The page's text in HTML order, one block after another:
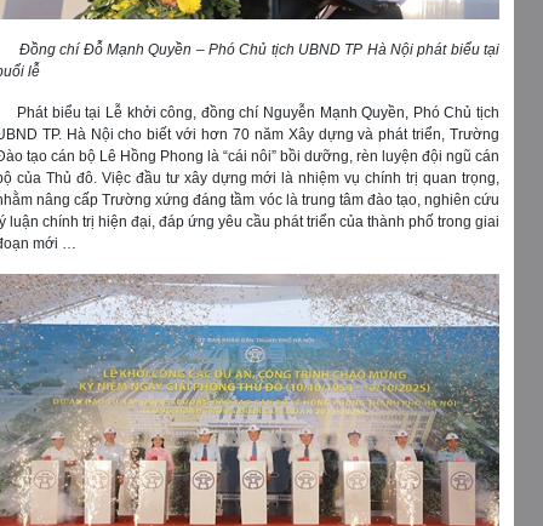
chí Đỗ Mạnh Quyền – Phó Chủ tịch UBND TP Hà Nội phát biểu tại
lễ
biểu tại Lễ khởi công, đồng chí Nguyễn Mạnh Quyền, Phó Chủ tịch
TP. Hà Nội cho biết với hơn 70 năm Xây dựng và phát triển, Trường
tạo cán bộ Lê Hồng Phong là “cái nôi” bồi dưỡng, rèn luyện đội ngũ cán
của Thủ đô. Việc đầu tư xây dựng mới là nhiệm vụ chính trị quan trọng,
nâng cấp Trường xứng đáng tầm vóc là trung tâm đào tạo, nghiên cứu
luận chính trị hiện đại, đáp ứng yêu cầu phát triển của thành phố trong giai
mới …